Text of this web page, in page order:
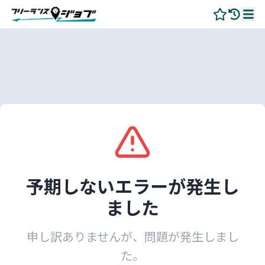
予期しないエラーが発生し
ました
申し訳ありませんが、問題が発生しまし
た。